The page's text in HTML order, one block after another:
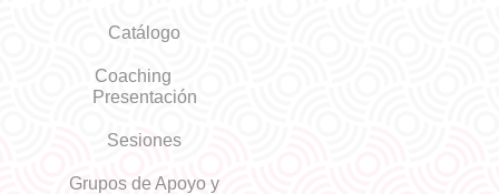
Catálogo
Coaching
Presentación
Sesiones
Grupos de Apoyo y